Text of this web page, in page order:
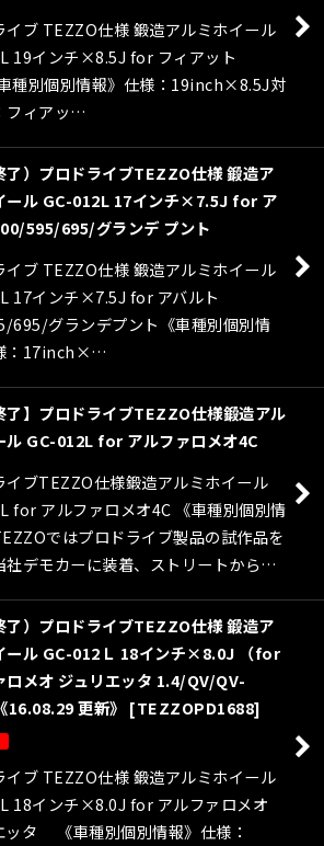
イブ TEZZO仕様 鍛造アルミホイール
19インチ×8.5J for フィアット
種別個別情報》仕様：19inch×8.5J対
フィアッ…
了）プロドライブTEZZO仕様 鍛造ア
ール GC-012L 17インチ×7.5J for ア
595/695/グランデ プント
イブ TEZZO仕様 鍛造アルミホイール
17インチ×7.5J for アバルト
695/グランデプント《車種別個別情
：17inch×…
了】プロドライブTEZZO仕様鍛造アル
ル GC-012L for アルファロメオ4C
イブTEZZO仕様鍛造アルミホイール
for アルファロメオ4C 《車種別個別情
ではプロドライブ製品の試作品を
社デモカーに装着、ストリートから…
了）プロドライブTEZZO仕様 鍛造ア
ール GC-012Ｌ 18インチ×8.0J （for
ロメオ ジュリエッタ 1.4/QV/QV-
16.08.29 更新》 [TEZZOPD1688]
イブ TEZZO仕様 鍛造アルミホイール
18インチ×8.0J for アルファロメオ
ッタ 《車種別個別情報》仕様：